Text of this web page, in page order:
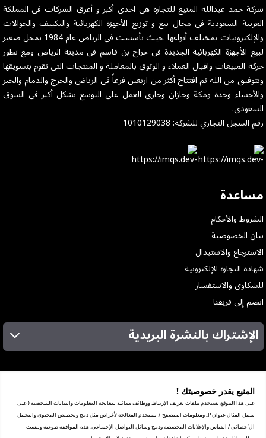
المنيع يقدر خصوصيتك !
على هذا الموقع نستخدم ملفات تعريف الإرتباط ووظائف مماثله لمعالجه المعلومات والبيانات الشخصية ( على
سبيل المثال عنوان IP ومعلومات المتصفح ). تستخدم المعالجه لأغراض مثل دمج وتخصيص المحتوى والتحليل
ال‘حصائى / القياس والإعلانات المخصصة ودمج وسائل التواصل الإجتماعى. هذه الموافقه طوعيه وليست
شركة حمد عبدالله المنيع للتجارة هى احدى أكبر و أعرق الشركات فى المملكة
العربية السعودية فى مجال بيع و توزيع الأجهزة الكهربائية والتكييف والجوالات
والإلكترونيات بمختلف أنواعها .حيث تأسست فى الرياض عام 1984 بمحل صغير
لبيع الأجهزة الكهربائية الجديدة فى حراج بن قاسم فى مدينة الرياض ومع تطور
حركة المبيعات واقبال العملاء و الوثوق بالمعاملة و المنتجات التى نقوم بتسويقها
وبتوفيق من الله تم افتتاح أكثر من اربعين فرعاً فى الرياض والخرج والدمام والخبر
والأحساء وجدة ومكة وجازان وجارى العمل على التوسع بشكل أكبر فى السوق
السعودى.
رقم السجل التجاري للشركة: 1010129038
مساعدة
الشروط والأحكام
بيان الخصوصية
الاسترجاع والاستبدال
شهاده التجاره الإلكترونية
للشكاوى والاستفسار
انضم إلى فريقنا
الإشتراك بالنشرة البريدية
المعارض
شهادة ضريبة القيمة المضافة
ترخيص العرض الترويجي